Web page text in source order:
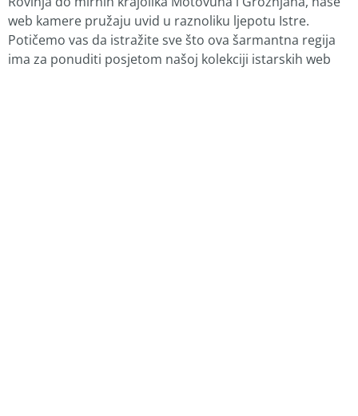
web kamere pružaju uvid u raznoliku ljepotu Istre.
Potičemo vas da istražite sve što ova šarmantna regija
ima za ponuditi posjetom našoj kolekciji istarskih web